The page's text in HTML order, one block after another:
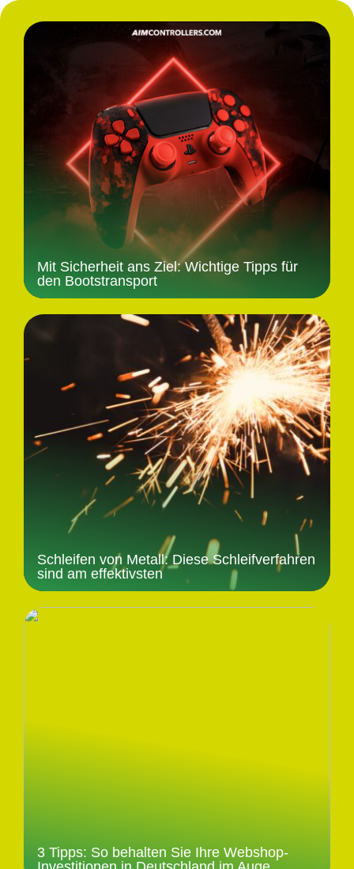
Mit Sicherheit ans Ziel: Wichtige Tipps für
den Bootstransport
Schleifen von Metall: Diese Schleifverfahren
sind am effektivsten
3 Tipps: So behalten Sie Ihre Webshop-